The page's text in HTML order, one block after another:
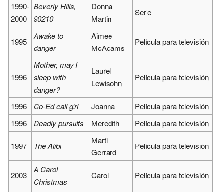
1990-
2000
Beverly Hills,
90210
Donna
Martin
Serie
1995
Awake to
danger
Aimee
McAdams
Película para televisión
1996
Mother, may I
sleep with
danger?
Laurel
Lewisohn
Película para televisión
1996 Co-Ed call girl Joanna
Película para televisión
1996
Deadly pursuits Meredith Película para televisión
1997 The Alibi
Marti
Gerrard
Película para televisión
2003
A Carol
Christmas
Carol Película para televisión